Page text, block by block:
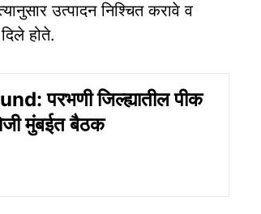
उत्पादन निश्चित करावे व
होते.
परभणी जिल्ह्यातील पीक
मुंबईत बैठक